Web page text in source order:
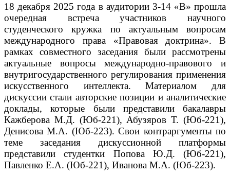
18 декабря 2025 года в аудитории 3-14 «В» прошла
очередная встреча участников научного
студенческого кружка по актуальным вопросам
международного права «Правовая доктрина». В
рамках совместного заседания были рассмотрены
актуальные вопросы международно-правового и
внутригосударственного регулирования применения
искусственного интеллекта. Материалом для
дискуссии стали авторские позиции и аналитические
доклады, которые были представили бакалавры
Кажберова М.Д. (Юб-221), Абузяров Т. (Юб-221),
Денисова М.А. (Юб-223). Свои контраргументы по
теме заседания дискуссионной платформы
представили студентки Попова Ю.Д. (Юб-221),
Павленко Е.А. (Юб-221), Иванова М.А. (Юб-223).